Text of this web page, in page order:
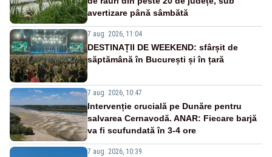
avertizare până sâmbătă
7 aug. 2026, 11:04
DESTINAȚII DE WEEKEND: sfârșit de
săptămână în București și în țară
7 aug. 2026, 10:47
Intervenție crucială pe Dunăre pentru
salvarea Cernavodă. ANAR: Fiecare barjă
va fi scufundată în 3-4 ore
7 aug. 2026, 10:39